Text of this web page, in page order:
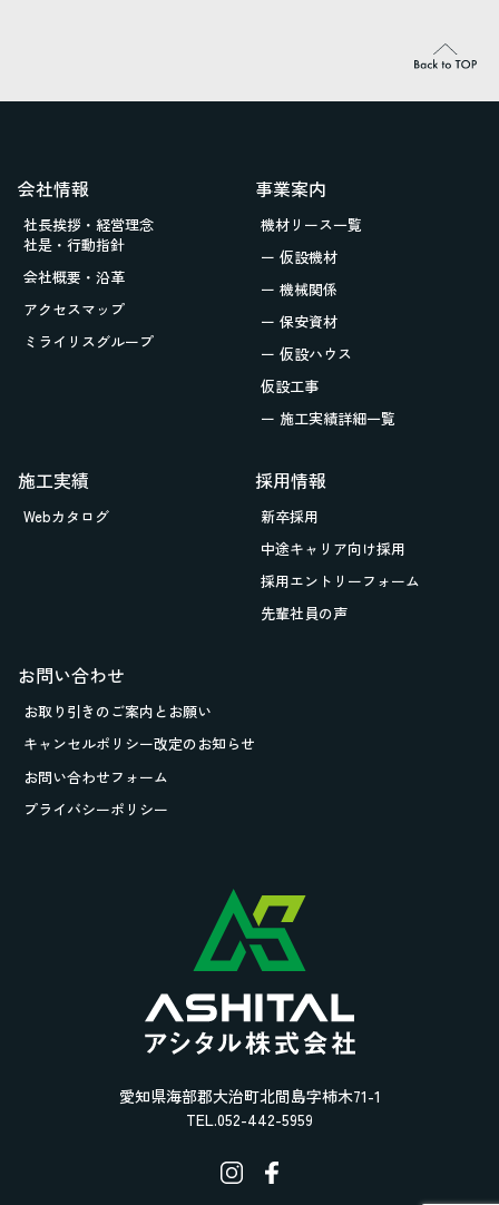
愛知県海部郡大治町北間島字柿木71-1
TEL.052-442-5959
会社情報
社長挨拶・経営理念
社是・行動指針
会社概要・沿革
アクセスマップ
ミライリスグループ
事業案内
機材リース一覧
ー 仮設機材
ー 機械関係
ー 保安資材
ー 仮設ハウス
仮設工事
ー 施工実績詳細一覧
施工実績
Webカタログ
採用情報
新卒採用
中途キャリア向け採用
採用エントリーフォーム
先輩社員の声
お問い合わせ
お取り引きのご案内とお願い
キャンセルポリシー改定のお知らせ
お問い合わせフォーム
プライバシーポリシー